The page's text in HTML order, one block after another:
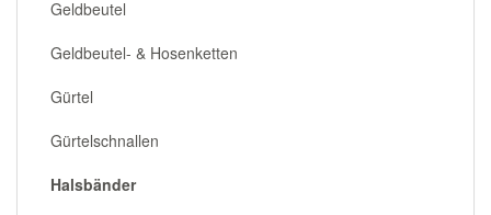
Geldbeutel
Geldbeutel- & Hosenketten
Gürtel
Gürtelschnallen
Halsbänder